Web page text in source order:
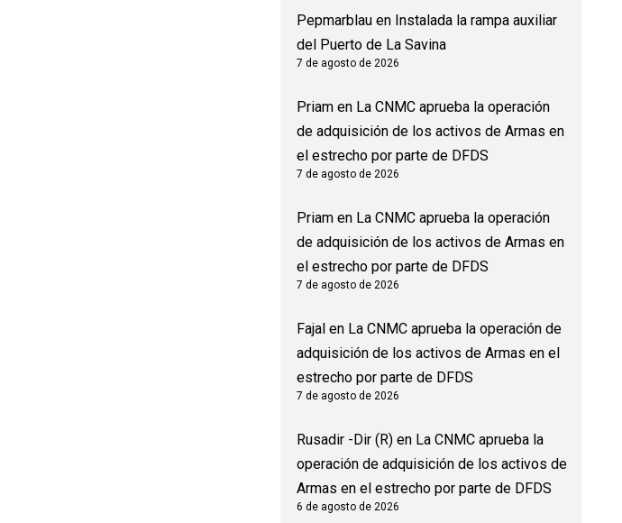
Pepmarblauen Instalada la rampa auxiliar
del Puerto de La Savina
7 de agosto de 2026
Priamen La CNMC aprueba la operación
de adquisición de los activos de Armas en
el estrecho por parte de DFDS
7 de agosto de 2026
Priamen La CNMC aprueba la operación
de adquisición de los activos de Armas en
el estrecho por parte de DFDS
7 de agosto de 2026
Fajalen La CNMC aprueba la operación de
adquisición de los activos de Armas en el
estrecho por parte de DFDS
7 de agosto de 2026
Rusadir -Dir (R)en La CNMC aprueba la
operación de adquisición de los activos de
Armas en el estrecho por parte de DFDS
6 de agosto de 2026